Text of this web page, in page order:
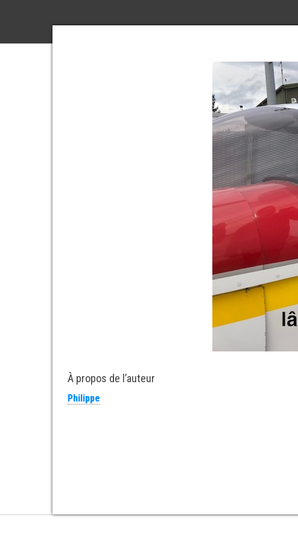
À propos de l’auteur
Philippe